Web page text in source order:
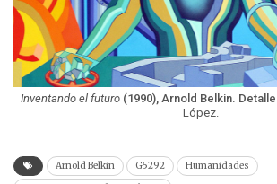
Inventando el futuro (1990), Arnold Belkin. Detalle.
López.
Arnold Belkin G5292
Humanidades